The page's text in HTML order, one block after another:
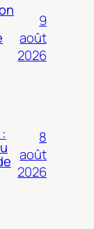
9
août
2026
8
août
2026